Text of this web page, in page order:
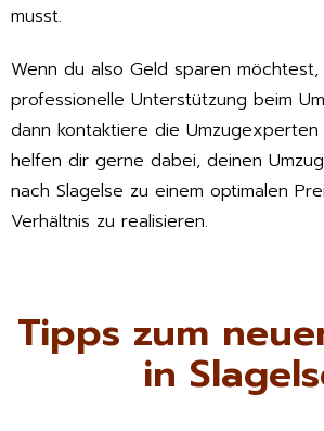
musst.
Wenn du also Geld sparen
professionelle Unterstützung beim
dann kontaktiere die Umzugexperten
helfen dir gerne dabei, deinen
nach Slagelse zu einem optimalen
Verhältnis zu realisieren.
Tipps zum
in